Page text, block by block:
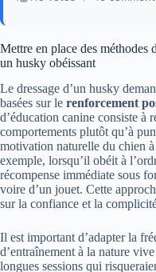
Mettre en place des méthodes
un husky obéissant
Le dressage d’un husky
basées sur le renforcement
d’éducation canine consiste à
comportements plutôt qu’à
motivation naturelle du chien
exemple, lorsqu’il obéit à
récompense immédiate sous
voire d’un jouet. Cette
sur la confiance et la
Il est important d’adapter la
d’entraînement à la nature
longues sessions qui